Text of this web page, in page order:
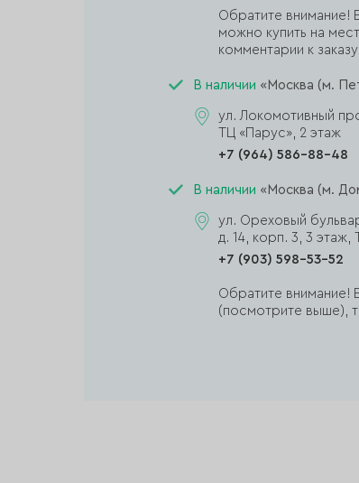
Обратите внимание!
можно купить на
комментарии к
В наличии «Москва (м.
ул. Локомотивный
ТЦ «Парус», 2 этаж
+7 (964) 586-88-48
В наличии «Москва (м.
ул. Ореховый
д. 14, корп. 3, 3
+7 (903) 598-53-52
Обратите внимание!
(посмотрите выше),